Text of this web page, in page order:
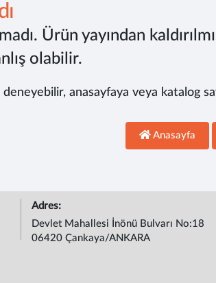
Ürün yayından
olabilir.
anasayfaya veya katalog
Anasayfa
Adres:
Devlet Mahallesi İnönü Bulvarı No:18
06420 Çankaya/ANKARA